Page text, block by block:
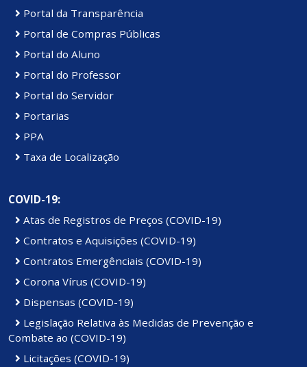
Portal da Transparência
Portal de Compras Públicas
Portal do Aluno
Portal do Professor
Portal do Servidor
Portarias
PPA
Taxa de Localização
COVID-19:
Atas de Registros de Preços (COVID-19)
Contratos e Aquisições (COVID-19)
Contratos Emergênciais (COVID-19)
Corona Vírus (COVID-19)
Dispensas (COVID-19)
Legislação Relativa às Medidas de Prevenção e
Combate ao (COVID-19)
Licitações (COVID-19)